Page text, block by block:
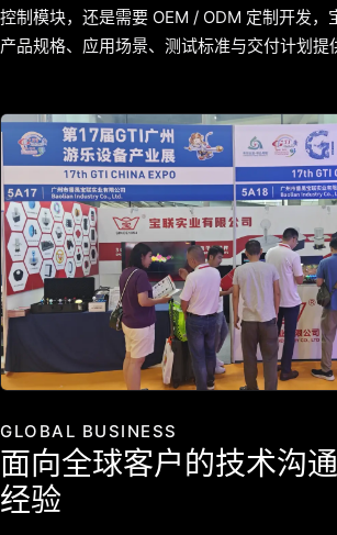
控制模块，还是需要 OEM / ODM 定制开发，
产品规格、应用场景、测试标准与交付计划提
GLOBAL BUSINESS
面向全球客户的技术沟
经验